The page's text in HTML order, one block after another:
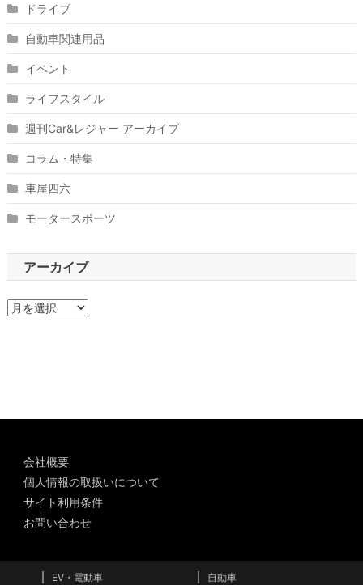
ドライブ
自動車関連用品
イベント
ライフスタイル
週刊Car&レジャー アーカイブ
コラム・特集
車屋四六
モータースポーツ
アーカイブ
ア
会社概要
個人情報の取扱いについて
サイト利用条件
お問い合わせ
EV・電動車 自動車